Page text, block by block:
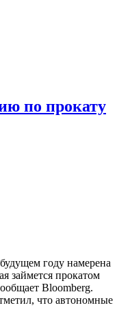
по прокату
году намерена
займется прокатом
Bloomberg.
что автономные